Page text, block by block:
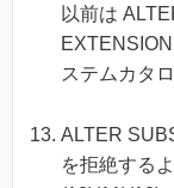
以前は
ステムカタ
ALTER
を拒絶する